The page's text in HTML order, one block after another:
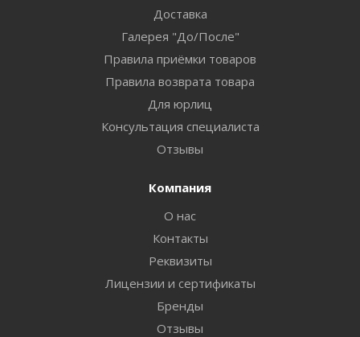
Доставка
Галерея "До/После"
Правила приёмки товаров
Правила возврата товара
Для юрлиц
Консультация специалиста
Отзывы
Компания
О нас
Контакты
Реквизиты
Лицензии и сертификаты
Бренды
Отзывы